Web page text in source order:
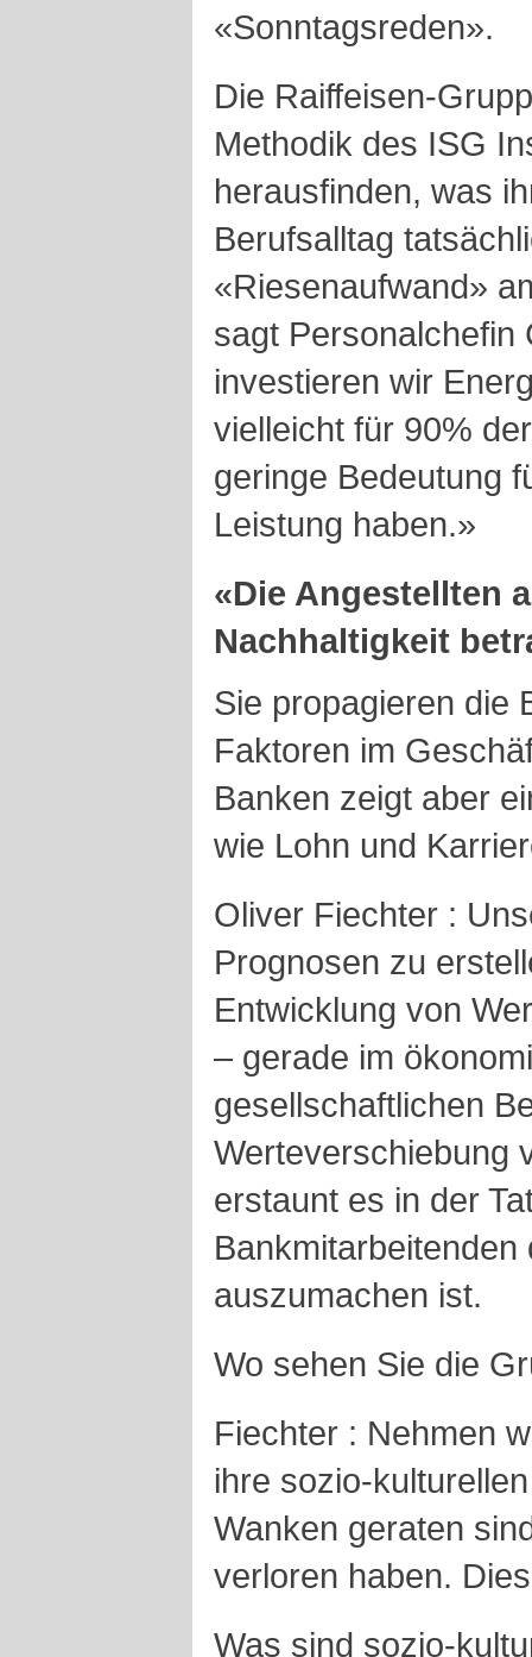
«Sonntagsreden».
Die Raiffeisen-
Methodik des ISG
herausfinden, was
Berufsalltag
«Riesenaufwand»
sagt Personalchefin
investieren wir
vielleicht für 90%
geringe Bedeutung
Leistung haben.»
«Die Angestellten
Nachhaltigkeit
Sie propagieren die
Faktoren im
Banken zeigt aber
wie Lohn und
Oliver Fiechter :
Prognosen zu
Entwicklung von
– gerade im
gesellschaftlichen
Werteverschiebung
erstaunt es in der
auszumachen ist.
Wo sehen Sie die
Fiechter : Nehmen
ihre sozio-
Wanken geraten
verloren haben.
Was sind sozio-